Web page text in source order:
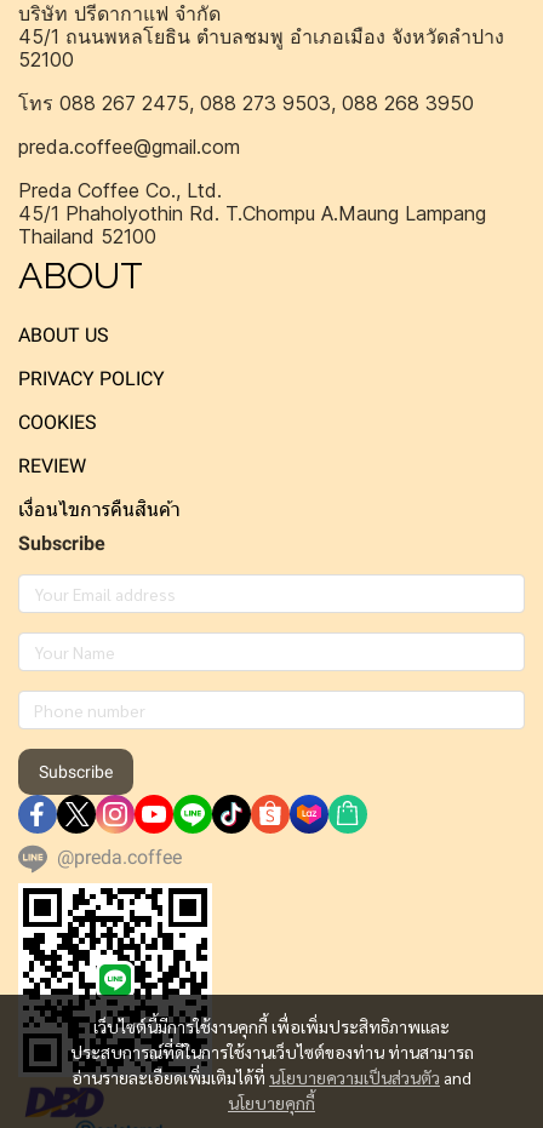
เว็บไซต์นี้มีการใช้งานคุกกี้ เพื่อเพิ่มประสิทธิภาพและ
ประสบการณ์ที่ดีในการใช้งานเว็บไซต์ของท่าน ท่านสามารถ
อ่านรายละเอียดเพิ่มเติมได้ที่ นโยบายความเป็นส่วนตัว and
นโยบายคุกกี้
บริษัท ปรีดากาแฟ จำกัด
45/1 ถนนพหลโยธิน ตำบลชมพู อำเภอเมือง จังหวัดลำปาง
52100
โทร 088 267 2475, 088 273 9503, 088 268 3950
preda.coffee@gmail.com
Preda Coffee Co., Ltd.
45/1 Phaholyothin Rd. T.Chompu A.Maung Lampang
Thailand 52100
ABOUT
ABOUT US
PRIVACY POLICY
COOKIES
REVIEW
เงื่อนไขการคืนสินค้า
Subscribe
Subscribe
@preda.coffee